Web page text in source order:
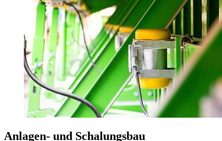
Anlagen- und Schalungsbau